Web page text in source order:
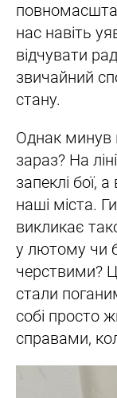
нас навіть
відчувати
звичайний
стану.
Однак
зараз? На
запеклі бої,
наші міста.
викликає
у лютому чи
черствими?
стали
собі просто
справами,